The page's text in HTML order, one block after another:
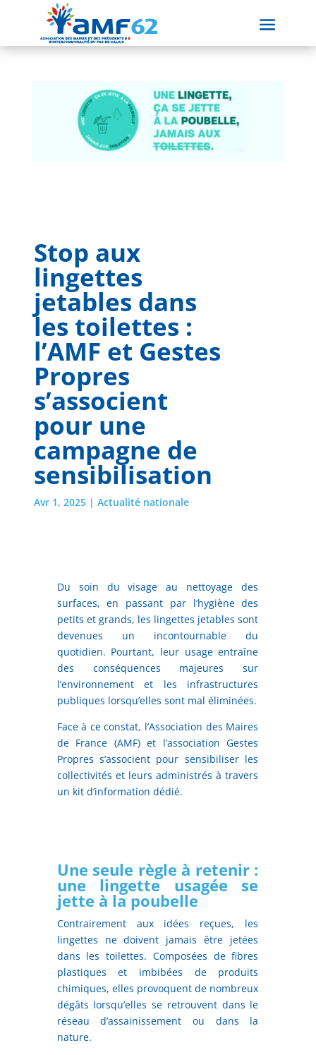
Stop aux
lingettes
jetables dans
les toilettes :
l’AMF et Gestes
Propres
s’associent
pour une
campagne de
sensibilisation
Avr 1, 2025| Actualité nationale
Du soin du visage au nettoyage des
surfaces, en passant par l’hygiène des
petits et grands, les lingettes jetables sont
devenues un incontournable du
quotidien. Pourtant, leur usage entraîne
des conséquences majeures sur
l’environnement et les infrastructures
publiques lorsqu’elles sont mal éliminées.
Face à ce constat, l’Association des Maires
de France (AMF) et l’association Gestes
Propres s’associent pour sensibiliser les
collectivités et leurs administrés à travers
un kit d’information dédié.
Une seule règle à retenir :
une lingette usagée se
jette à la poubelle
Contrairement aux idées reçues, les
lingettes ne doivent jamais être jetées
dans les toilettes. Composées de fibres
plastiques et imbibées de produits
chimiques, elles provoquent de nombreux
dégâts lorsqu’elles se retrouvent dans le
réseau d’assainissement ou dans la
nature.